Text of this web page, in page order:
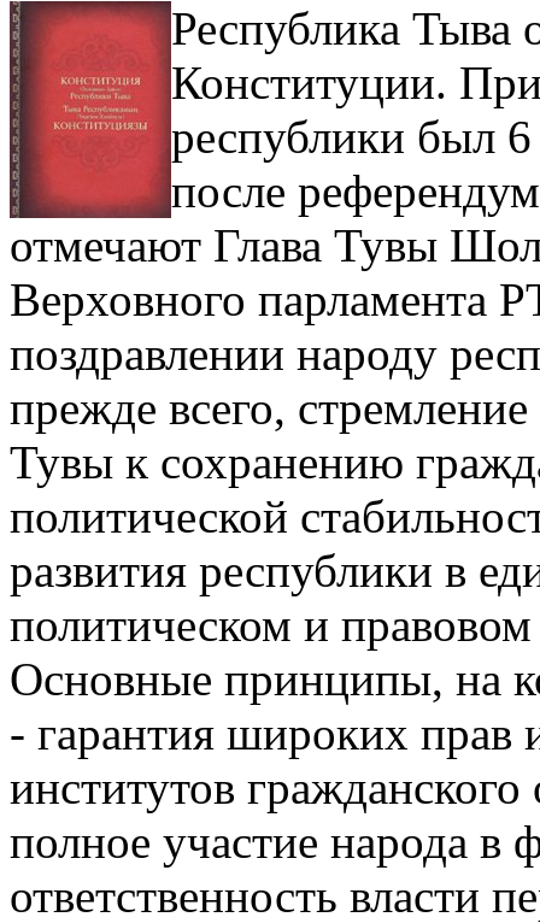
Республика Тыва
Конституции.
республики был
после
отмечают Глава Тувы
Верховного парламента
поздравлении народу
прежде всего,
Тувы к сохранению
политической
развития республики в
политическом и
Основные принципы, на
- гарантия широких прав
институтов
полное участие народа в
ответственность власти